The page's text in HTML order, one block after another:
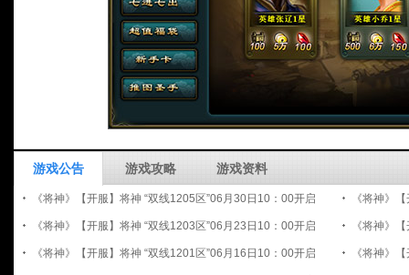
游戏公告 游戏攻略 游戏资料
《将神》【开服】将神 “双线1205区”06月30日10：00开启 《将神》
《将神》【开服】将神 “双线1203区”06月23日10：00开启 《将神》
《将神》【开服】将神 “双线1201区”06月16日10：00开启 《将神》